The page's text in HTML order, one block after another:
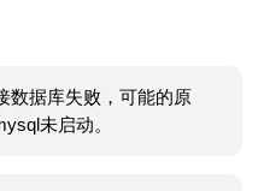
数据库失败，可能的原
未启动。